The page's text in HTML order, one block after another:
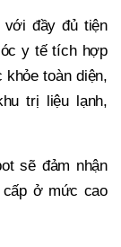
đầy đủ tiện
y tế tích hợp
toàn diện,
trị liệu lạnh,
sẽ đảm nhận
ở mức cao